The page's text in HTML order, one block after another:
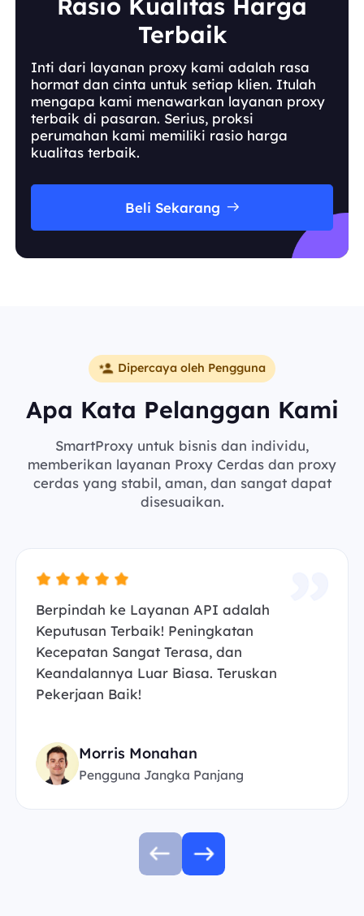
Terbaik
Inti dari layanan proxy kami adalah rasa
hormat dan cinta untuk setiap klien. Itulah
mengapa kami menawarkan layanan proxy
terbaik di pasaran. Serius, proksi
perumahan kami memiliki rasio harga
kualitas terbaik.
Beli Sekarang
Dipercaya oleh Pengguna
Apa Kata Pelanggan Kami
SmartProxy untuk bisnis dan individu,
memberikan layanan Proxy Cerdas dan proxy
cerdas yang stabil, aman, dan sangat dapat
disesuaikan.
Berpindah ke Layanan API adalah
Keputusan Terbaik! Peningkatan
Kecepatan Sangat Terasa, dan
Keandalannya Luar Biasa. Teruskan
Pekerjaan Baik!
Morris Monahan
Pengguna Jangka Panjang